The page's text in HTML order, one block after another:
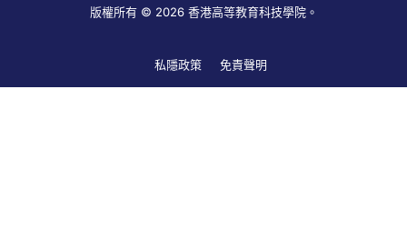
版權所有 © 2026 香港高等教育科技學院。
私隱政策 免責聲明